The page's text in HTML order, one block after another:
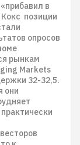
в
позиции
опросов
рынкам
Markets
32-32,5.
они